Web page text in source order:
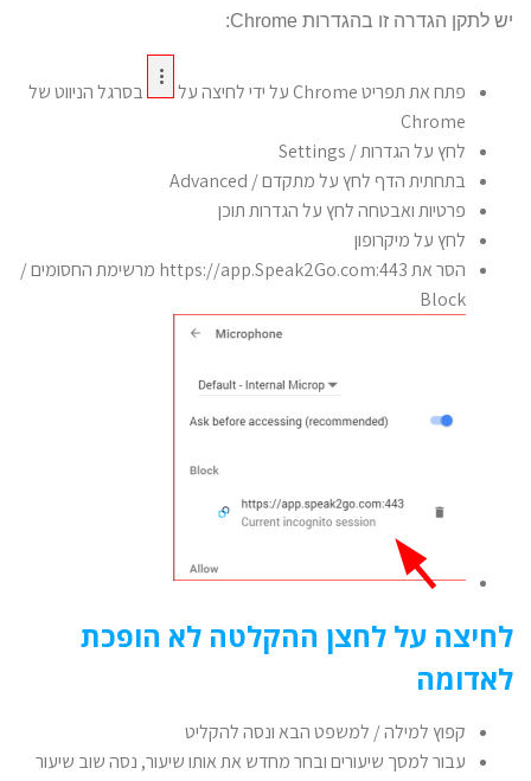
יש לתקן הגדרה זו בהגדרות Chrome:
פתח את תפריט Chrome על ידי לחיצה על
בסרגל הניווט של
Chrome
לחץ על הגדרות / Settings
בתחתית הדף לחץ על מתקדם / Advanced
פרטיות ואבטחה לחץ על הגדרות תוכן
לחץ על מיקרופון
הסר את https://app.Speak2Go.com:443 מרשימת החסומים /
Block
לחיצה על לחצן ההקלטה לא הופכת
לאדומה
קפוץ למילה / למשפט הבא ונסה להקליט
עבור למסך שיעורים ובחר מחדש את אותו שיעור, נסה שוב שיעור